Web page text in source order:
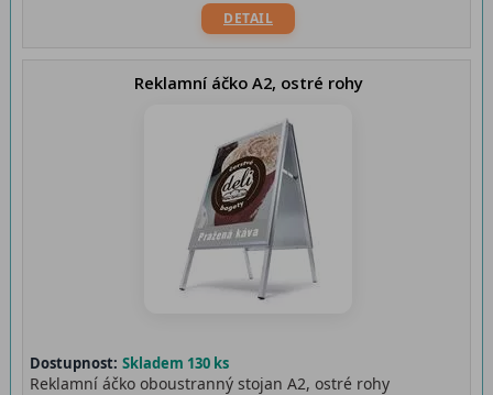
DETAIL
Reklamní áčko A2, ostré rohy
Dostupnost: Skladem 130 ks
Reklamní áčko oboustranný stojan A2, ostré rohy